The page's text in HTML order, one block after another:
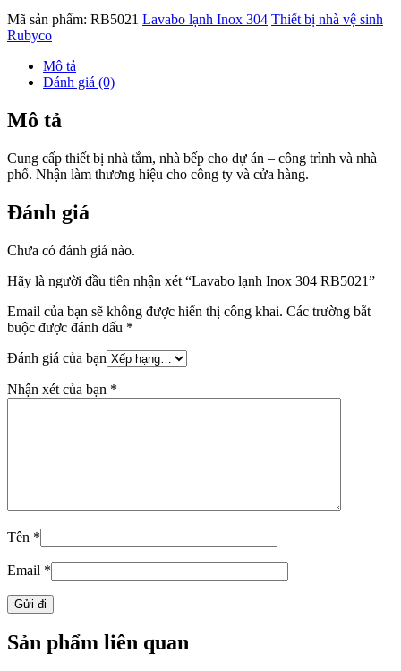
Mã sản phẩm: RB5021 Lavabo lạnh Inox 304 Thiết bị nhà vệ sinh
Rubyco
Mô tả
Đánh giá (0)
Mô tả
Cung cấp thiết bị nhà tắm, nhà bếp cho dự án – công trình và nhà
phố. Nhận làm thương hiệu cho công ty và cửa hàng.
Đánh giá
Chưa có đánh giá nào.
Hãy là người đầu tiên nhận xét “Lavabo lạnh Inox 304 RB5021”
Email của bạn sẽ không được hiển thị công khai. Các trường bắt
buộc được đánh dấu *
Đánh giá của bạn
Nhận xét của bạn *
Tên *
Email *
Sản phẩm liên quan